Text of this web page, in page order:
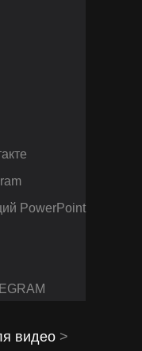
PowerPoint
видео >